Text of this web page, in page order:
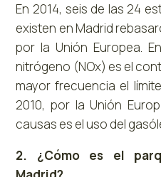
En 2014, seis de las 24
existen en Madrid
por la Unión Europea.
nitrógeno (NOx) es el
mayor frecuencia el
2010, por la Unión
causas es el uso del
2. ¿Cómo es el